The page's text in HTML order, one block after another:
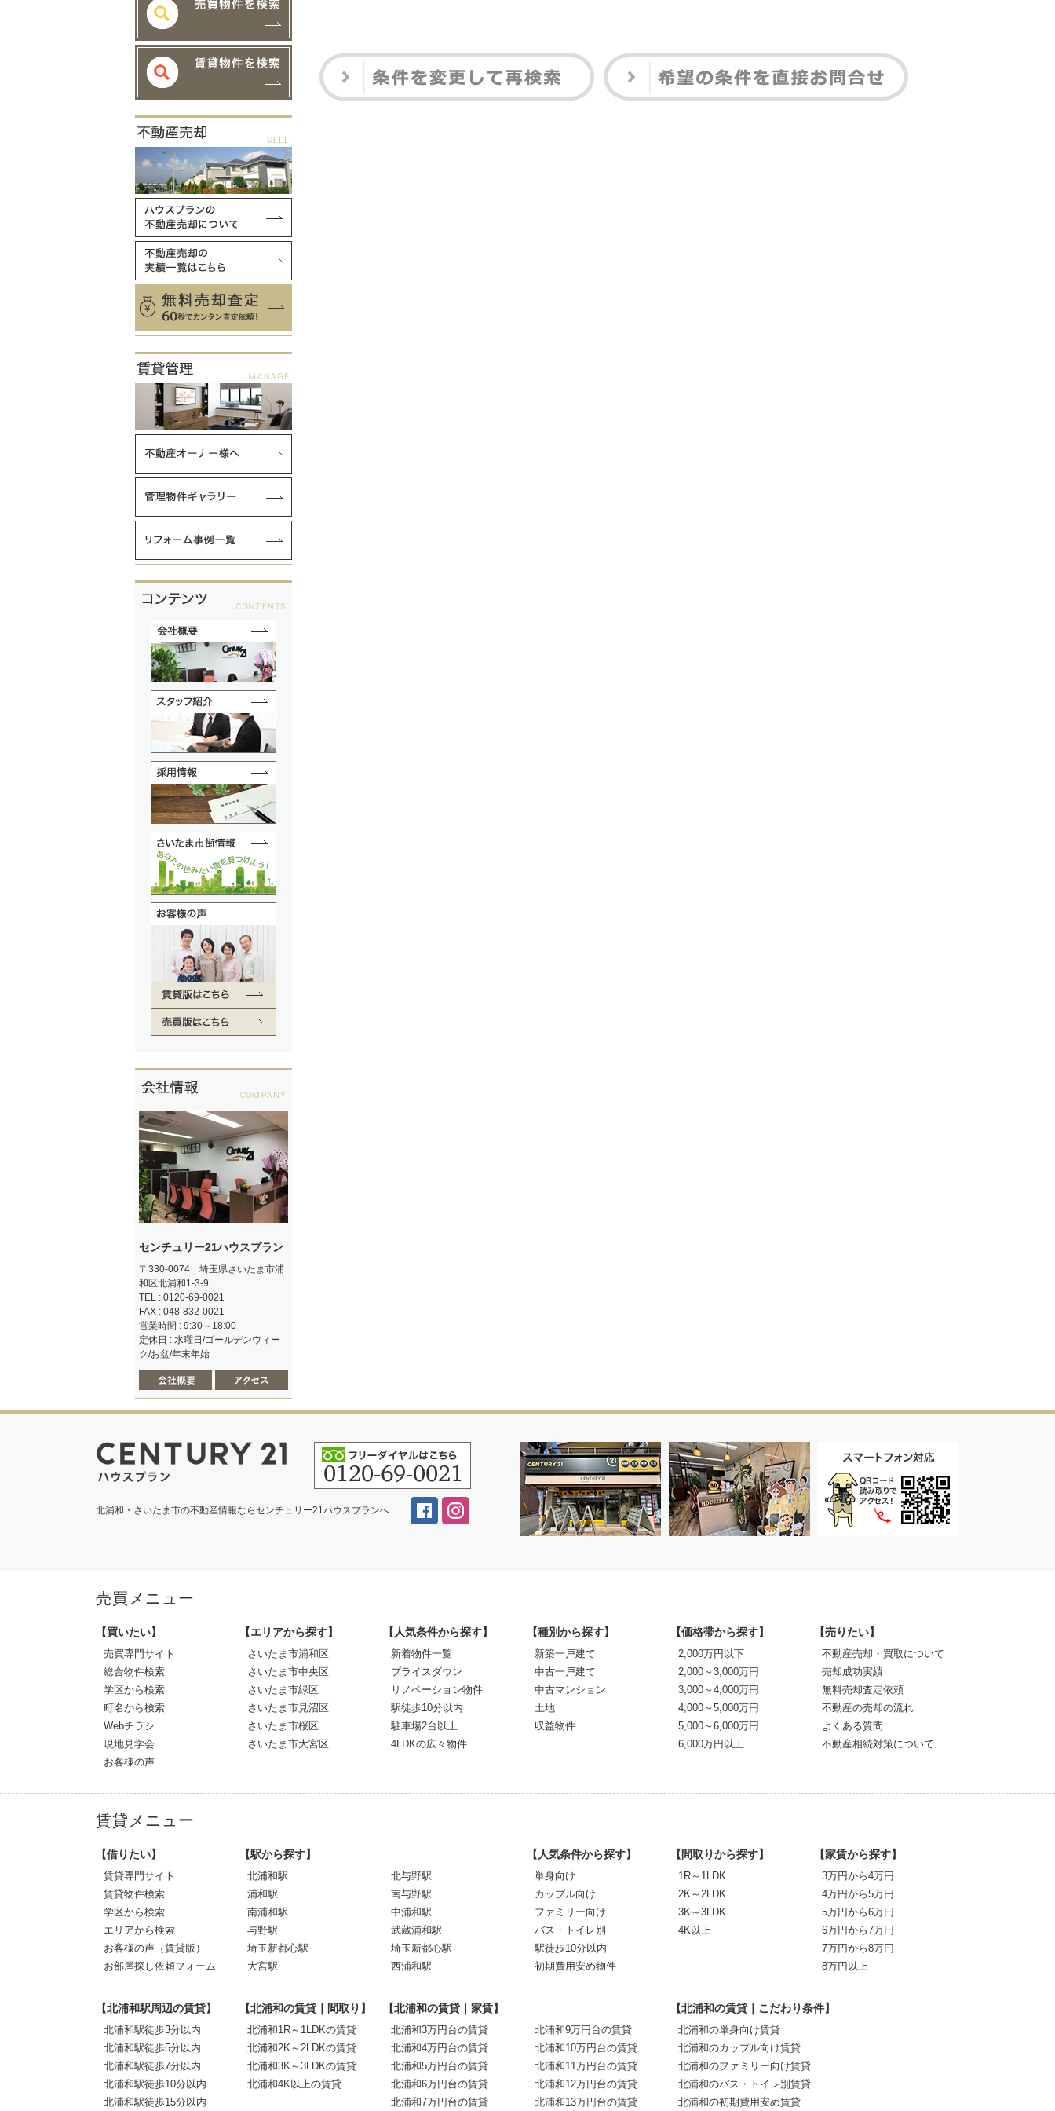
センチュリー21ハウスプラン
〒330-0074 埼玉県さいたま市浦
和区北浦和1-3-9
TEL : 0120-69-0021
FAX : 048-832-0021
営業時間 : 9:30～18:00
定休日 : 水曜日/ゴールデンウィー
ク/お盆/年末年始
北浦和・さいたま市の不動産情報ならセンチュリー21ハウスプランへ
売買メニュー
【買いたい】
売買専門サイト
総合物件検索
学区から検索
町名から検索
Webチラシ
現地見学会
お客様の声
【エリアから探す】
さいたま市浦和区
さいたま市中央区
さいたま市緑区
さいたま市見沼区
さいたま市桜区
さいたま市大宮区
【人気条件から探す】
新着物件一覧
プライスダウン
リノベーション物件
駅徒歩10分以内
駐車場2台以上
4LDKの広々物件
【種別から探す】
新築一戸建て
中古一戸建て
中古マンション
土地
収益物件
【価格帯から探す】
2,000万円以下
2,000～3,000万円
3,000～4,000万円
4,000～5,000万円
5,000～6,000万円
6,000万円以上
【売りたい】
不動産売却・買取について
売却成功実績
無料売却査定依頼
不動産の売却の流れ
よくある質問
不動産相続対策について
賃貸メニュー
【借りたい】
賃貸専門サイト
賃貸物件検索
学区から検索
エリアから検索
お客様の声（賃貸版）
お部屋探し依頼フォーム
【駅から探す】
北浦和駅
浦和駅
南浦和駅
与野駅
埼玉新都心駅
大宮駅
北与野駅
南与野駅
中浦和駅
武蔵浦和駅
埼玉新都心駅
西浦和駅
【人気条件から探す】
単身向け
カップル向け
ファミリー向け
バス・トイレ別
駅徒歩10分以内
初期費用安め物件
【間取りから探す】
1R～1LDK
2K～2LDK
3K～3LDK
4K以上
【家賃から探す】
3万円から4万円
4万円から5万円
5万円から6万円
6万円から7万円
7万円から8万円
8万円以上
【北浦和駅周辺の賃貸】
北浦和駅徒歩3分以内
北浦和駅徒歩5分以内
北浦和駅徒歩7分以内
北浦和駅徒歩10分以内
北浦和駅徒歩15分以内
【北浦和の賃貸｜間取り】
北浦和1R～1LDKの賃貸
北浦和2K～2LDKの賃貸
北浦和3K～3LDKの賃貸
北浦和4K以上の賃貸
【北浦和の賃貸｜家賃】
北浦和3万円台の賃貸
北浦和4万円台の賃貸
北浦和5万円台の賃貸
北浦和6万円台の賃貸
北浦和7万円台の賃貸
北浦和9万円台の賃貸
北浦和10万円台の賃貸
北浦和11万円台の賃貸
北浦和12万円台の賃貸
北浦和13万円台の賃貸
【北浦和の賃貸｜こだわり条件】
北浦和の単身向け賃貸
北浦和のカップル向け賃貸
北浦和のファミリー向け賃貸
北浦和のバス・トイレ別賃貸
北浦和の初期費用安め賃貸